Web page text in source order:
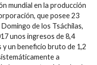
mundial en la producción
que posee 23
de los Tsáchilas,
unos ingresos de 8,4
un beneficio bruto de 1,2
a